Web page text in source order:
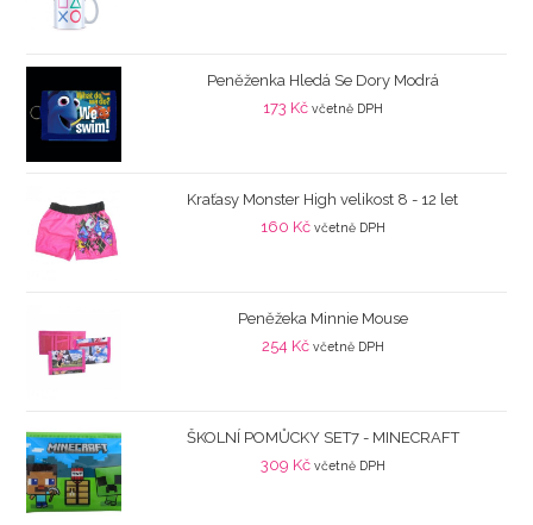
Peněženka Hledá Se Dory Modrá
173 Kč včetně DPH
Kraťasy Monster High velikost 8 - 12 let
160 Kč včetně DPH
Peněžeka Minnie Mouse
254 Kč včetně DPH
ŠKOLNÍ POMŮCKY SET7 - MINECRAFT
309 Kč včetně DPH